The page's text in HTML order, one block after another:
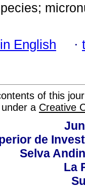
English ·
of this
under a Creative
de
Selva
La